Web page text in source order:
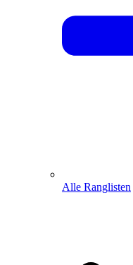
Alle Ranglisten